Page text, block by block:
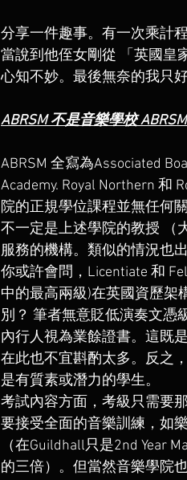
分享一件趣事。有一次乘計
當說到他侄女剛從 「英國皇
心知不妙。最後無奈的我只
ABRSM 不是音樂學校
ABRSM 全寫為Associated
Academy. Royal Northern 和
院的正規學位課程並無任何
不一定是上述學院的教授 （
服務的機構。類似的情況也
你或許會問，Licentiate 和
中的最高兩級)在英國資歷架
別？ 筆者無意貶低演奏文憑
內行人視為業餘證書。這既
在此也不宜斟酌太多。反之
是有質素或潛力的學生。
考試內容方面，考級只需要
要接受全面的音樂訓練，如
（在Guildhall只是2nd Year
的三倍）。但當然音樂學院